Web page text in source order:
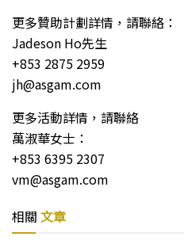
更多贊助計劃詳情，請聯絡：
Jadeson Ho先生
+853 2875 2959
jh@asgam.com
更多活動詳情，請聯絡
萬淑華女士：
+853 6395 2307
vm@asgam.com
相關 文章